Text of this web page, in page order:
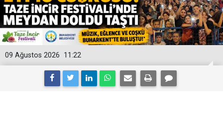
11:22
09 Ağustos 2026